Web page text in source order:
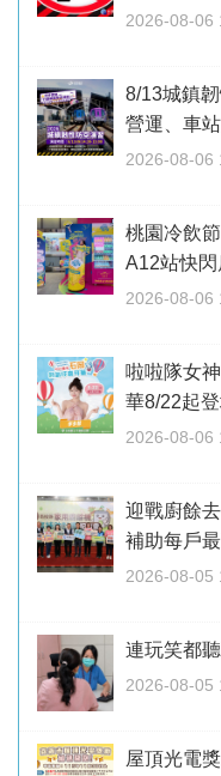
2026-08-06
8/13城鎮
營運、車
2026-08-06
桃園冷飲
A12站快
2026-08-06
啦啦隊女
華8/22起
2026-08-06
迎戰廚餘
補助每戶
2026-08-05
連玩笑都
2026-08-05
屋頂光電